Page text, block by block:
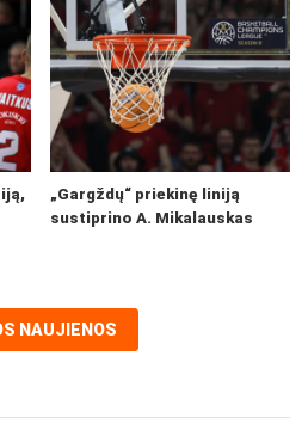
„Gargždų“ priekinę liniją
sustiprino A. Mikalauskas
NAUJIENOS